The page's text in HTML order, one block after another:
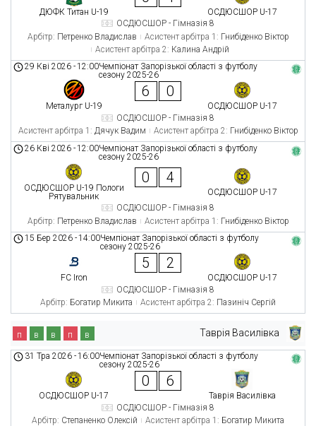
ДЮФК Титан U-19
ОСДЮСШОР U-17
ОСДЮСШОР - Гімназія 8
Арбітр: Петренко Владислав Асистент арбітра 1: Гнибіденко Віктор
Асистент арбітра 2: Калина Андрій
Чемпіонат Запорізької області з футболу
сезону 2025-26
29 Кві 2026 -12:00
Металург U-19
6 0
ОСДЮСШОР U-17
ОСДЮСШОР - Гімназія 8
Асистент арбітра 1: Дячук Вадим Асистент арбітра 2: Гнибіденко Віктор
Чемпіонат Запорізької області з футболу
сезону 2025-26
26 Кві 2026 -12:00
ОСДЮСШОР U-19 Пологи
Рятувальник
0 4
ОСДЮСШОР U-17
ОСДЮСШОР - Гімназія 8
Арбітр: Петренко Владислав Асистент арбітра 1: Гнибіденко Віктор
Чемпіонат Запорізької області з футболу
сезону 2025-26
15 Бер 2026 -14:00
FC Iron
5 2
ОСДЮСШОР U-17
ОСДЮСШОР - Гімназія 8
Арбітр: Богатир Микита Асистент арбітра 2: Пазиніч Сергій
Таврія Василівка
п в в п в
Чемпіонат Запорізької області з футболу
сезону 2025-26
31 Тра 2026 -16:00
ОСДЮСШОР U-17
0 6
Таврія Василівка
ОСДЮСШОР - Гімназія 8
Арбітр: Степаненко Олексій Асистент арбітра 1: Богатир Микита